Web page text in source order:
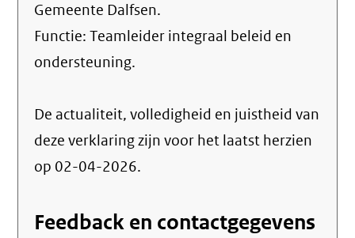
Gemeente Dalfsen.
Functie:Teamleider integraal beleid en
ondersteuning.
De actualiteit, volledigheid en juistheid van
deze verklaring zijn voor het laatst herzien
op 02-04-2026.
Feedback en contactgegevens